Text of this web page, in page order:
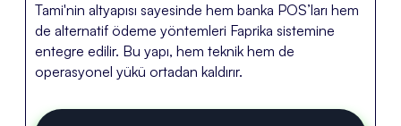
Tami'nin altyapısı sayesinde hem banka POS’ları hem
de alternatif ödeme yöntemleri Faprika sistemine
entegre edilir. Bu yapı, hem teknik hem de
operasyonel yükü ortadan kaldırır.